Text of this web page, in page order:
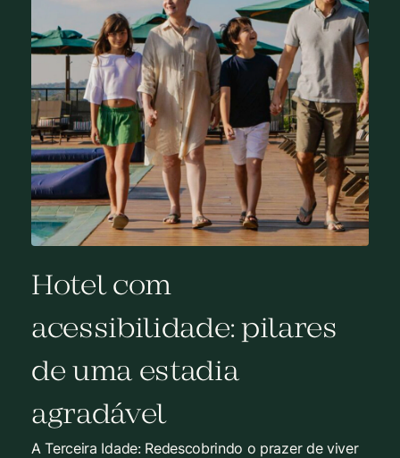
Hotel com
acessibilidade: pilares
de uma estadia
agradável
A Terceira Idade: Redescobrindo o prazer de viver